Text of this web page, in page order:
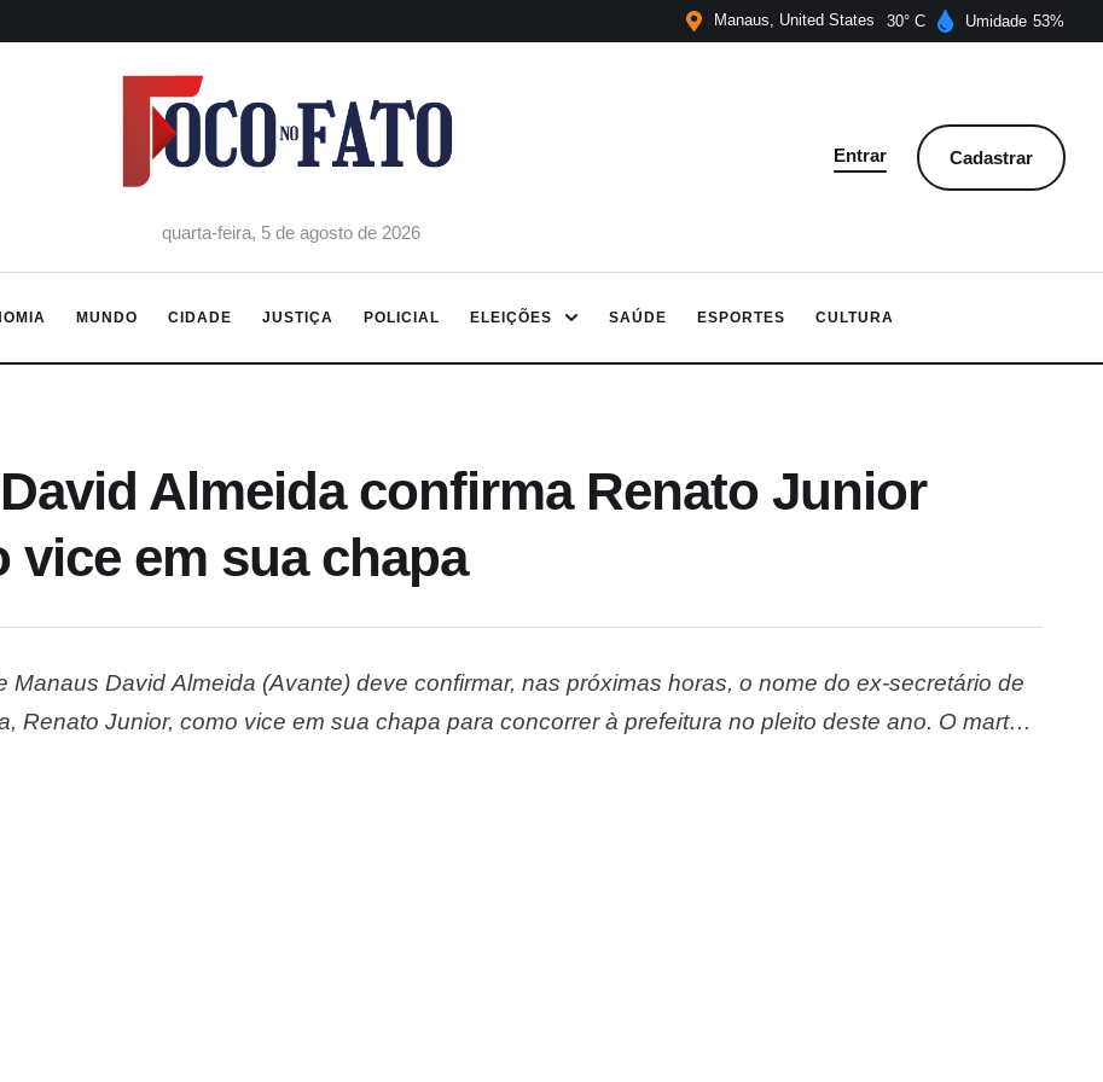
Manaus United States 30 Umidade 53
quarta-feira, 5 de agosto de 2026
Entrar Cadastrar
MUNDO CIDADE JUSTIÇA POLICIAL ELEIÇÕES SAÚDE ESPORTES CULTURA
Almeida confirma Renato Junior
vice em sua chapa
Manaus David Almeida (Avante) deve confirmar, nas próximas horas, o nome do ex-secretário de
Renato Junior, como vice em sua chapa para concorrer à prefeitura no pleito deste ano. O martelo